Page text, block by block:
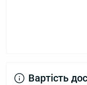
Вартість